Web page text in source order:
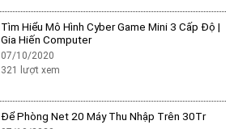
Tìm Hiểu Mô Hình Cyber Game Mini 3 Cấp Độ |
Gia Hiến Computer
07/10/2020
321
lượt xem
Để Phòng Net 20 Máy Thu Nhập Trên 30Tr